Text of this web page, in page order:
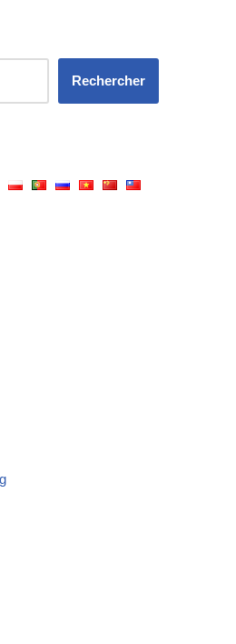
Rechercher